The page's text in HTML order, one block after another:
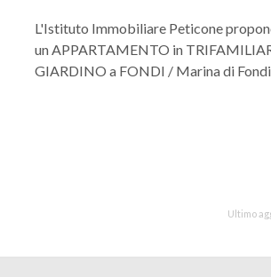
L'Istituto Immobiliare Peticone
un APPARTAMENTO in
GIARDINO a FONDI / Marina di Fondi
Ultimo